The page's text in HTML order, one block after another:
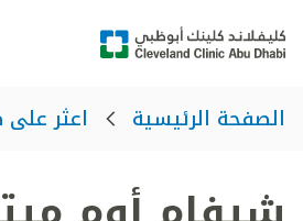
الصفحة الرئيسية اعثر